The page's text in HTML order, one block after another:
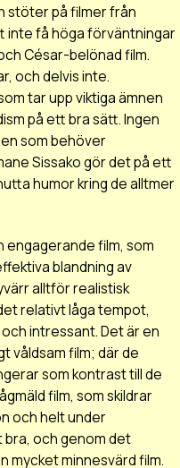
stöter på filmer från
inte få höga förväntningar
César-belönad film.
och delvis inte.
tar upp viktiga ämnen
på ett bra sätt. Ingen
som behöver
Sissako gör det på ett
humor kring de alltmer
engagerande film, som
blandning av
alltför realistisk
relativt låga tempot,
intressant. Det är en
våldsam film; där de
som kontrast till de
film, som skildrar
och helt under
och genom det
mycket minnesvärd film.